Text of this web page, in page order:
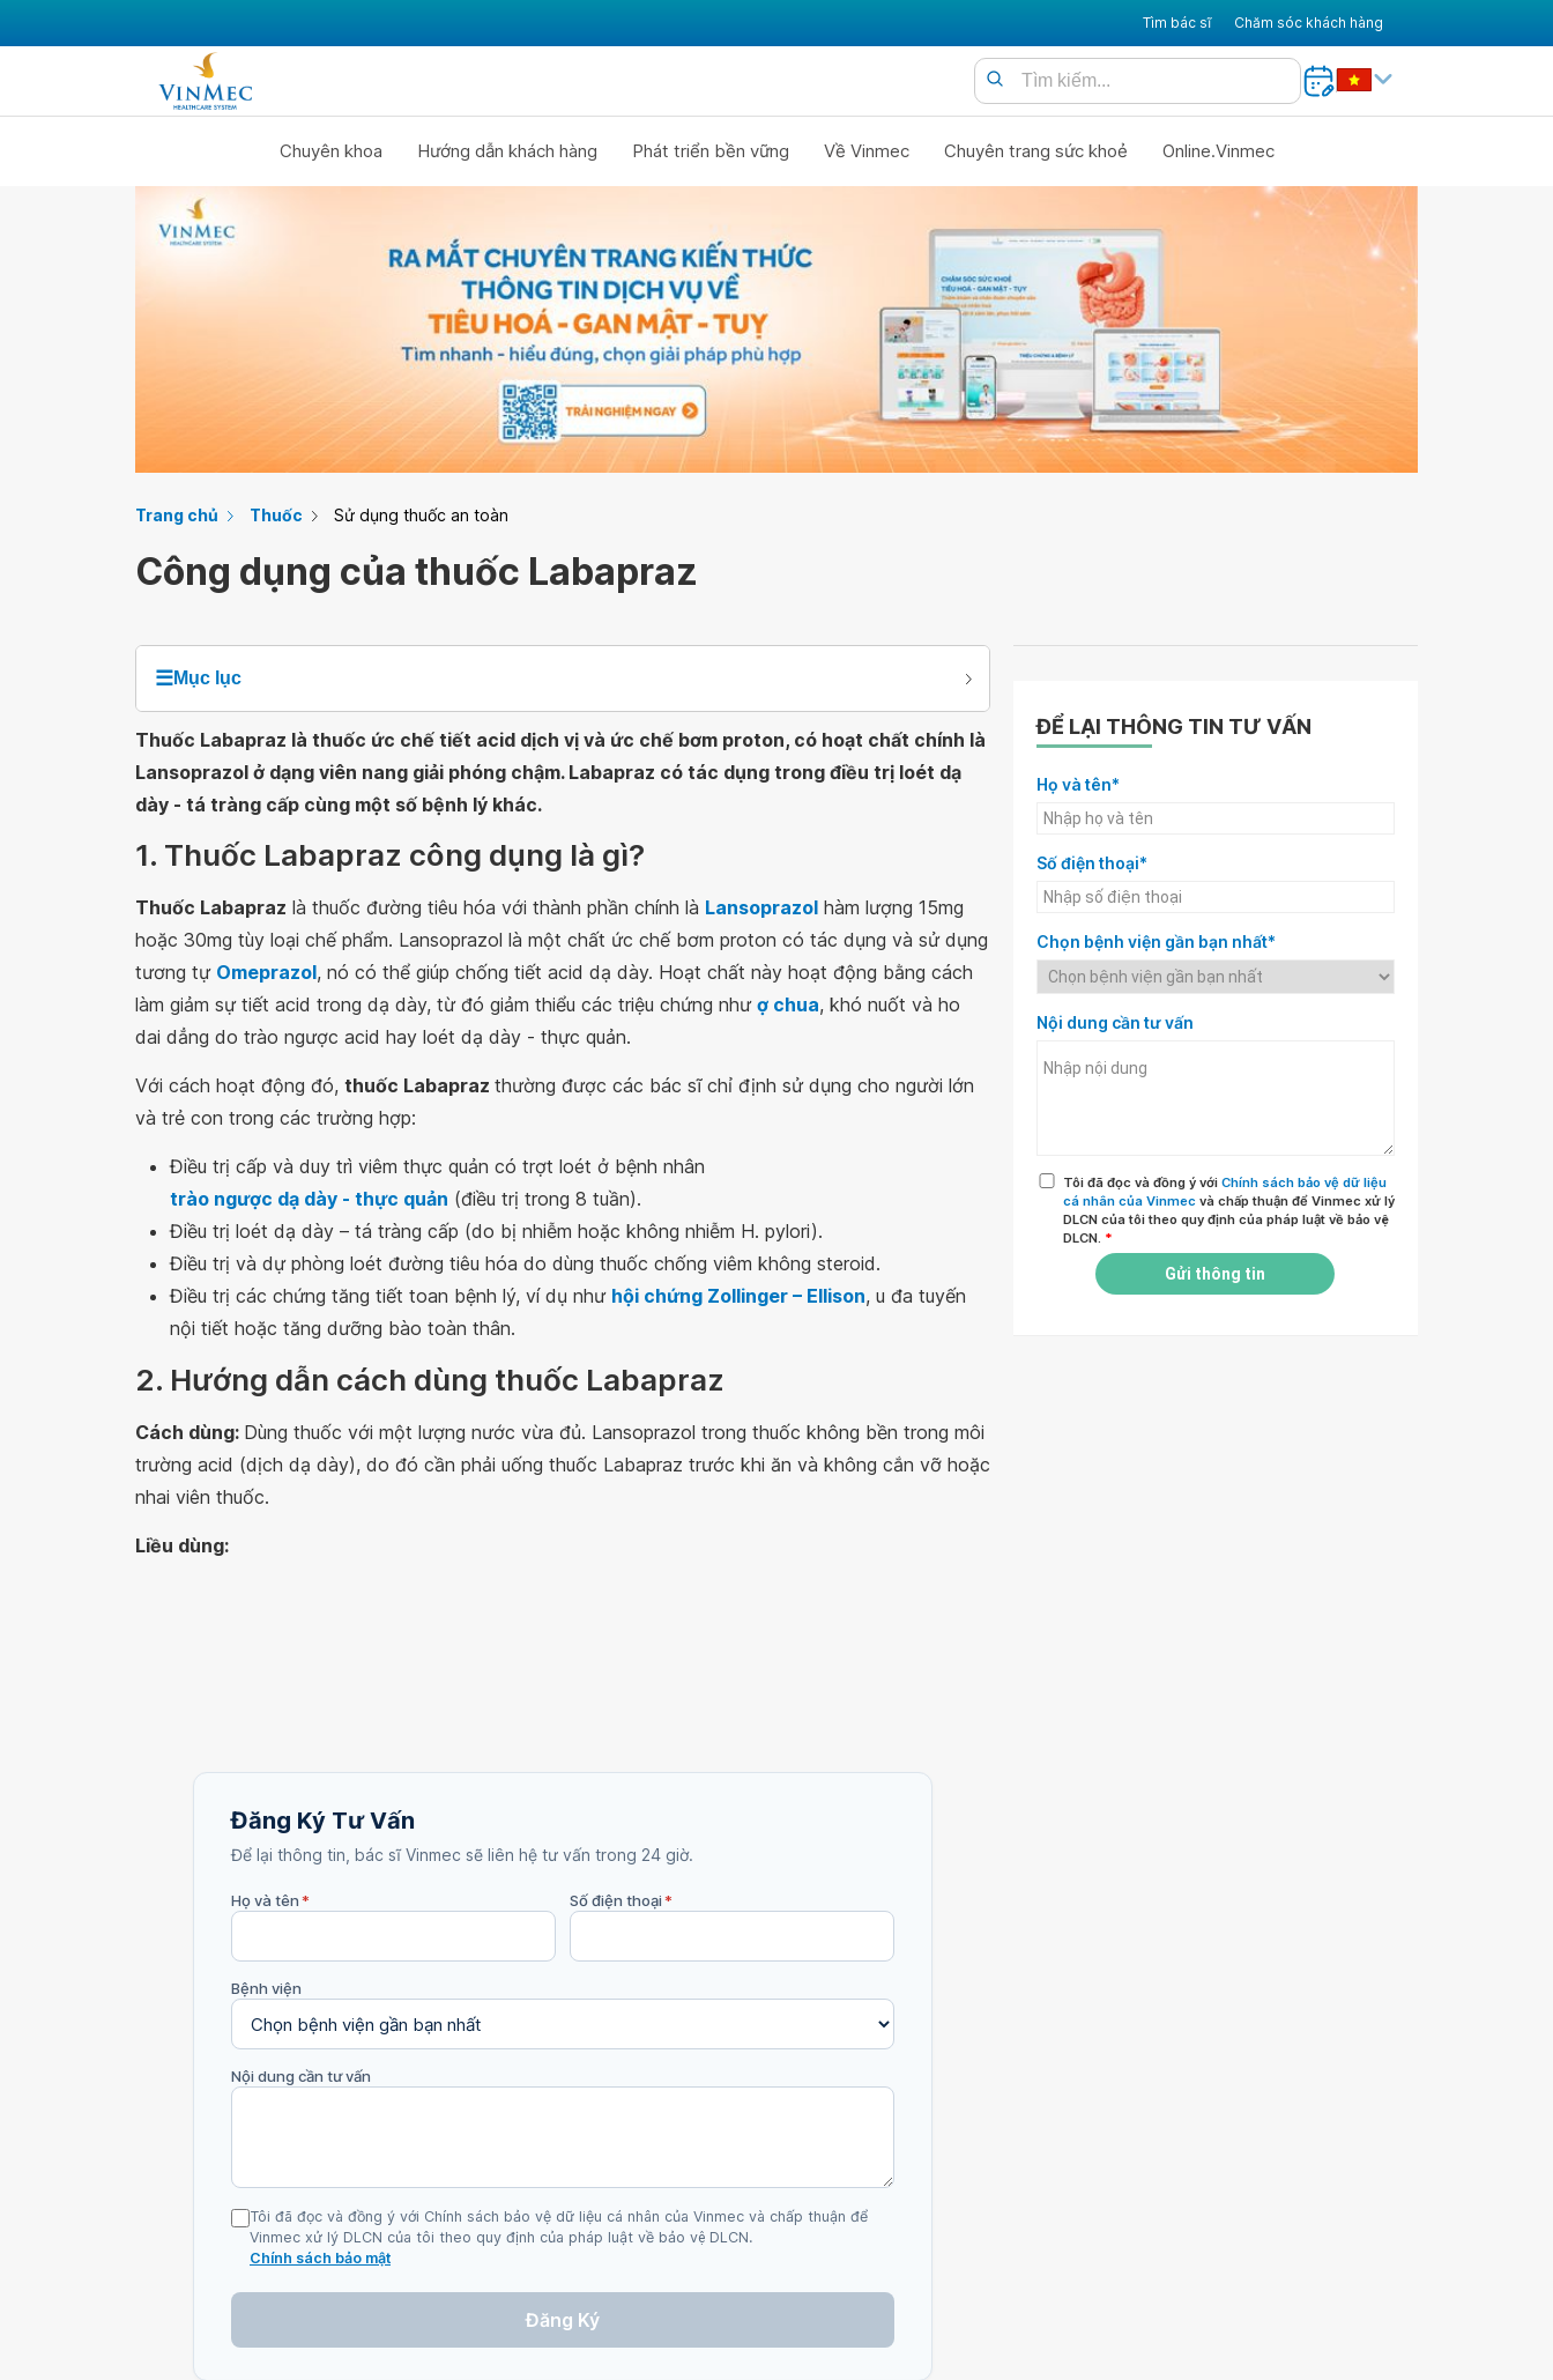
Tìm bác sĩ Chăm sóc khách hàng
Chuyên khoa Hướng dẫn khách hàng Phát triển bền vững Về Vinmec Chuyên trang sức khoẻ Online.Vinmec
Trang chủ Thuốc Sử dụng thuốc an toàn
Công dụng của thuốc Labapraz
☰Mục lục
Thuốc Labapraz là thuốc ức chế tiết acid dịch vị và ức chế bơm proton, có hoạt chất chính là
Lansoprazol ở dạng viên nang giải phóng chậm. Labapraz có tác dụng trong điều trị loét dạ
dày - tá tràng cấp cùng một số bệnh lý khác.
1. Thuốc Labapraz công dụng là gì?
Thuốc Labapraz là thuốc đường tiêu hóa với thành phần chính là Lansoprazol hàm lượng 15mg
hoặc 30mg tùy loại chế phẩm. Lansoprazol là một chất ức chế bơm proton có tác dụng và sử dụng
tương tự Omeprazol, nó có thể giúp chống tiết acid dạ dày. Hoạt chất này hoạt động bằng cách
làm giảm sự tiết acid trong dạ dày, từ đó giảm thiểu các triệu chứng như ợ chua, khó nuốt và ho
dai dẳng do trào ngược acid hay loét dạ dày - thực quản.
Với cách hoạt động đó, thuốc Labapraz thường được các bác sĩ chỉ định sử dụng cho người lớn
và trẻ con trong các trường hợp:
Điều trị cấp và duy trì viêm thực quản có trợt loét ở bệnh nhân
trào ngược dạ dày - thực quản (điều trị trong 8 tuần).
Điều trị loét dạ dày – tá tràng cấp (do bị nhiễm hoặc không nhiễm H. pylori).
Điều trị và dự phòng loét đường tiêu hóa do dùng thuốc chống viêm không steroid.
Điều trị các chứng tăng tiết toan bệnh lý, ví dụ như hội chứng Zollinger – Ellison, u đa tuyến
nội tiết hoặc tăng dưỡng bào toàn thân.
2. Hướng dẫn cách dùng thuốc Labapraz
Cách dùng: Dùng thuốc với một lượng nước vừa đủ. Lansoprazol trong thuốc không bền trong môi
trường acid (dịch dạ dày), do đó cần phải uống thuốc Labapraz trước khi ăn và không cắn vỡ hoặc
nhai viên thuốc.
Liều dùng:
Đăng Ký Tư Vấn
Để lại thông tin, bác sĩ Vinmec sẽ liên hệ tư vấn trong 24 giờ.
Họ và tên* Số điện thoại*
Bệnh viện
Nội dung cần tư vấn
Tôi đã đọc và đồng ý với Chính sách bảo vệ dữ liệu cá nhân của Vinmec và chấp thuận để
Vinmec xử lý DLCN của tôi theo quy định của pháp luật về bảo vệ DLCN.
Chính sách bảo mật
Đăng Ký
ĐỂ LẠI THÔNG TIN TƯ VẤN
Họ và tên*
Số điện thoại*
Chọn bệnh viện gần bạn nhất*
Nội dung cần tư vấn
Tôi đã đọc và đồng ý với Chính sách bảo vệ dữ liệu
cá nhân của Vinmec và chấp thuận để Vinmec xử lý
DLCN của tôi theo quy định của pháp luật về bảo vệ
DLCN. *
Gửi thông tin